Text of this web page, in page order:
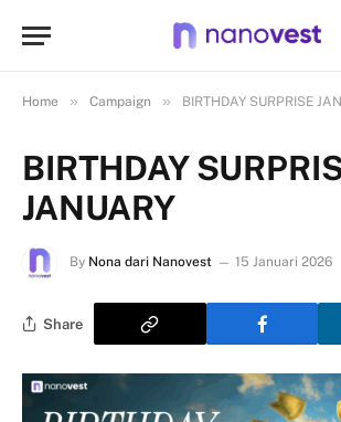
Home » Campaign » BIRTHDAY SURPRISE
BIRTHDAY
JANUARY
By Nona dari Nanovest 15 Januari 2026
Share